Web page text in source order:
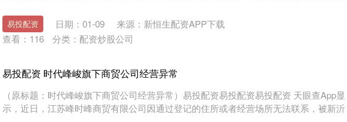
易投配资 日期：01-09
来源：新恒生配资APP下载
查看： 116 分类： 配资炒股公司
易投配资 时代峰峻旗下商贸公司经营异常
（原标题：时代峰峻旗下商贸公司经营异常）易投配资易投配资易投配资 天眼查App显
示，近日，江苏峰时峰商贸有限公司因通过登记的住所或者经营场所无法联系，被新沂
14037.68 -106.52 -0.75% 沪深300 4629.38 -28.78 -0.62%